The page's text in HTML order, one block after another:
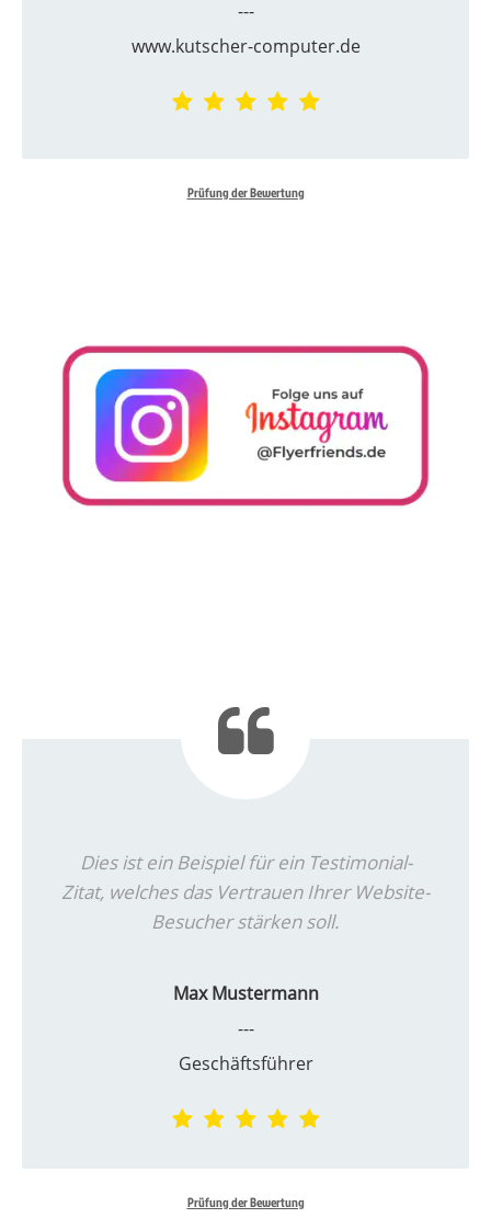
---
www.kutscher-computer.de
Prüfung der Bewertung
Dies ist ein Beispiel für ein Testimonial-
Zitat, welches das Vertrauen Ihrer Website-
Besucher stärken soll.
Max Mustermann
---
Geschäftsführer
Prüfung der Bewertung